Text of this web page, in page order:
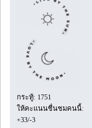
กระทู้: 1751
ให้คะแนนชื่นชมคนนี้:
+33/-3